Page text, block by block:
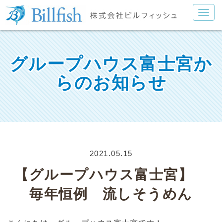
グループハウス富士宮か
らのお知らせ
2021.05.15
【グループハウス富士宮】
毎年恒例 流しそうめん